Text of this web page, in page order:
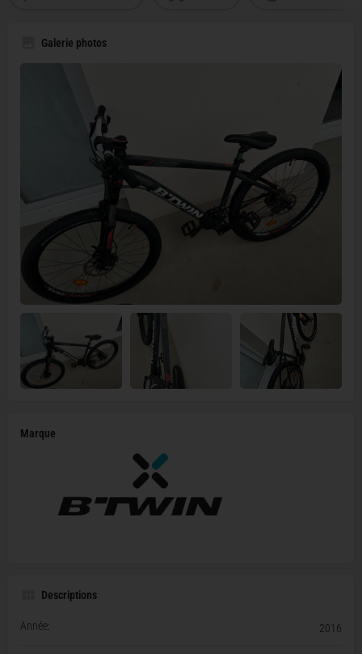
Galerie photos
Marque
Descriptions
Année: 2016